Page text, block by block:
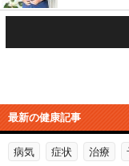
最新の健康記事
病気 症状 治療